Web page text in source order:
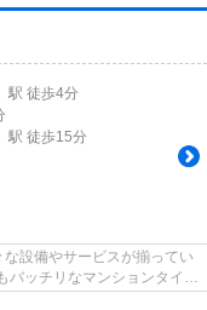
」駅 徒歩4分
」駅 徒歩15分
設備やサービスが揃ってい
ッチリなマンションタイプ